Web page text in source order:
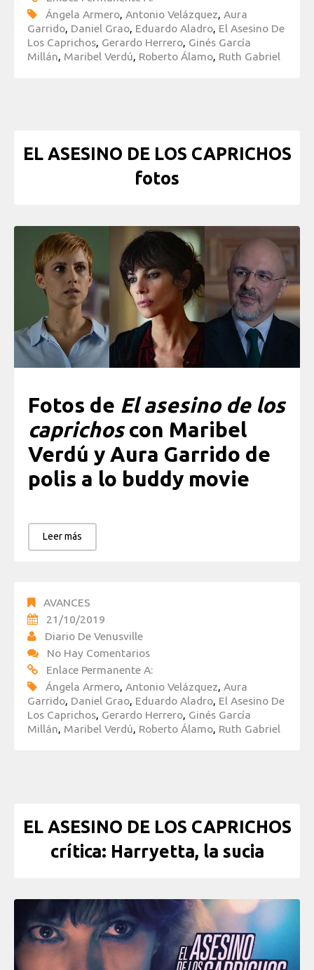
Ángela Armero, Antonio Velázquez, Aura
Garrido, Daniel Grao, Eduardo Aladro, El Asesino De
Los Caprichos, Gerardo Herrero, Ginés García
Millán, Maribel Verdú, Roberto Álamo, Ruth Gabriel
EL ASESINO DE LOS CAPRICHOS
fotos
Fotos de El asesino de los
caprichoscon Maribel
Verdú y Aura Garrido de
polis a lo buddy movie
Leer más
AVANCES
21/10/2019
Diario De Venusville
No Hay Comentarios
Enlace Permanente A:
Ángela Armero, Antonio Velázquez, Aura
Garrido, Daniel Grao, Eduardo Aladro, El Asesino De
Los Caprichos, Gerardo Herrero, Ginés García
Millán, Maribel Verdú, Roberto Álamo, Ruth Gabriel
EL ASESINO DE LOS CAPRICHOS
crítica: Harryetta, la sucia